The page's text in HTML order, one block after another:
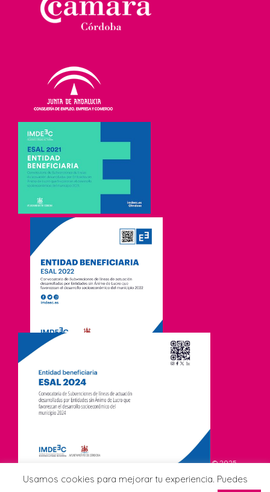
© 2025
Asociación de Comerciantes CCA Viñuela. Todos los derechos
Usamos cookies para mejorar tu experiencia. Puedes